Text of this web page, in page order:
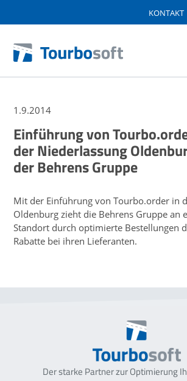
KONTAKT
1.9.2014
Einführung von
der Niederlassung
der Behrens Gruppe
Mit der Einführung von Tourbo.order in
Oldenburg zieht die Behrens Gruppe an
Standort durch optimierte Bestellungen
Rabatte bei ihren Lieferanten.
Der starke Partner zur Optimierung